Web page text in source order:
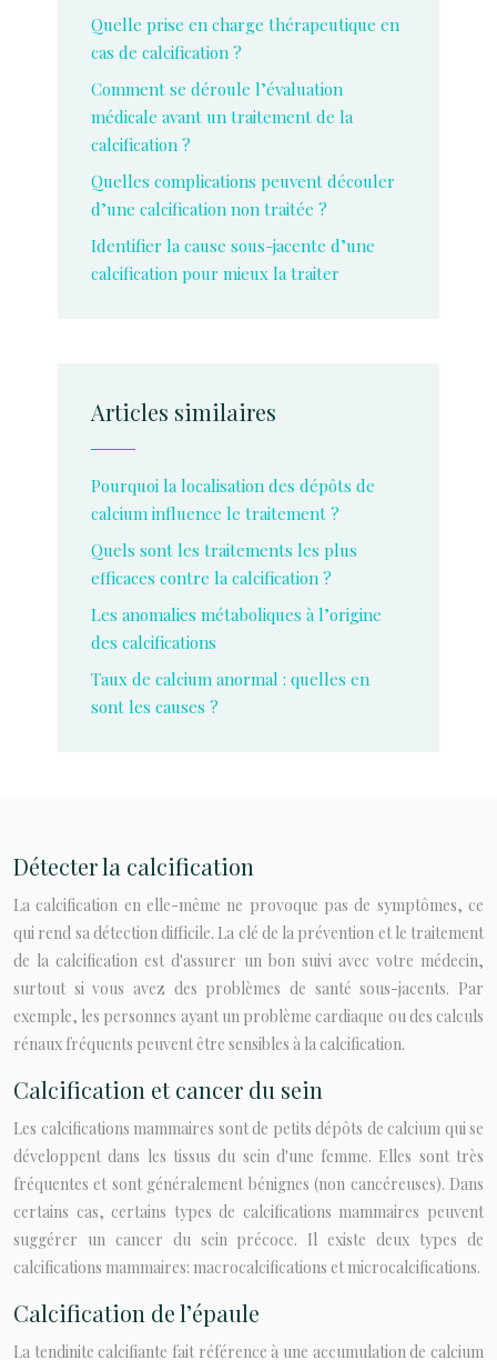
Quelle prise en charge thérapeutique en
cas de calcification ?
Comment se déroule l’évaluation
médicale avant un traitement de la
calcification ?
Quelles complications peuvent découler
d’une calcification non traitée ?
Identifier la cause sous-jacente d’une
calcification pour mieux la traiter
Articles similaires
Pourquoi la localisation des dépôts de
calcium influence le traitement ?
Quels sont les traitements les plus
efficaces contre la calcification ?
Les anomalies métaboliques à l’origine
des calcifications
Taux de calcium anormal : quelles en
sont les causes ?
Détecter la calcification
La calcification en elle-même ne provoque pas de symptômes, ce
qui rend sa détection difficile. La clé de la prévention et le traitement
de la calcification est d'assurer un bon suivi avec votre médecin,
surtout si vous avez des problèmes de santé sous-jacents. Par
exemple, les personnes ayant un problème cardiaque ou des calculs
rénaux fréquents peuvent être sensibles à la calcification.
Calcification et cancer du sein
Les calcifications mammaires sont de petits dépôts de calcium qui se
développent dans les tissus du sein d'une femme. Elles sont très
fréquentes et sont généralement bénignes (non cancéreuses). Dans
certains cas, certains types de calcifications mammaires peuvent
suggérer un cancer du sein précoce. Il existe deux types de
calcifications mammaires: macrocalcifications et microcalcifications.
Calcification de l’épaule
La tendinite calcifiante fait référence à une accumulation de calcium